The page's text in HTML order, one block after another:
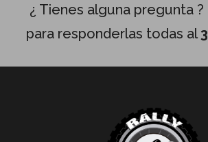
¿ Tienes alguna pregunta ?
para responderlas todas al